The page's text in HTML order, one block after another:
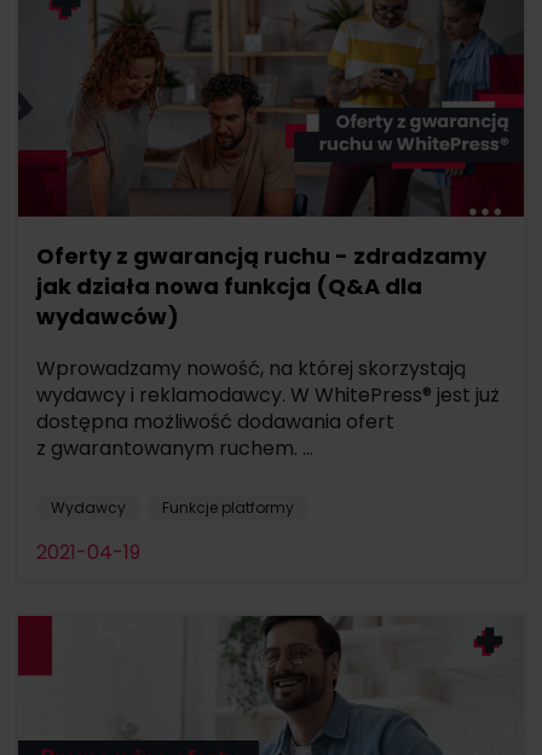
Oferty z gwarancją ruchu - zdradzamy
jak działa nowa funkcja (Q&A dla
wydawców)
Wprowadzamy nowość, na której skorzystają
wydawcy i reklamodawcy. W WhitePress® jest już
dostępna możliwość dodawania ofert
z gwarantowanym ruchem. ...
Wydawcy Funkcje platformy
2021-04-19